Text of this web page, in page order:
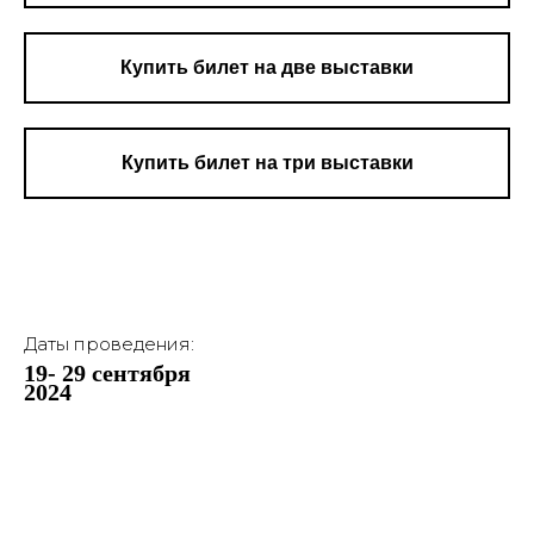
Купить билет на две выставки
Купить билет на три выставки
Даты проведения:
19- 29 сентября
2024